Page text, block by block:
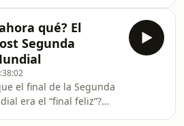
Millones de
sin hogar🧱
México no salió de la
héroe inocente… salió
astuto.En este
de lleno a
pasó con México antes,
de la guerra, y
aprovechó su posición
qué? El
Segunda
el final de la Segunda
era el “final feliz”?